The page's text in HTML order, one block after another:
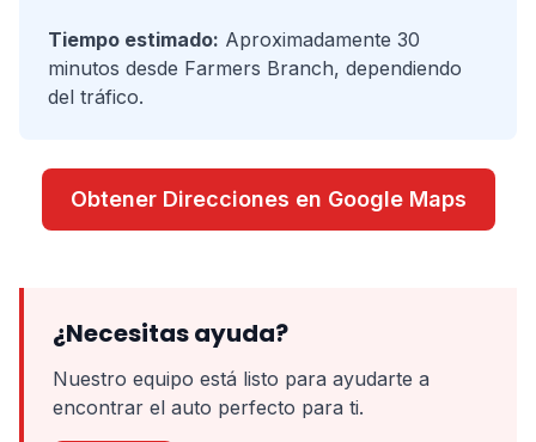
Tiempo estimado: Aproximadamente 30
minutos desde Farmers Branch, dependiendo
del tráfico.
Obtener Direcciones en Google Maps
¿Necesitas ayuda?
Nuestro equipo está listo para ayudarte a
encontrar el auto perfecto para ti.